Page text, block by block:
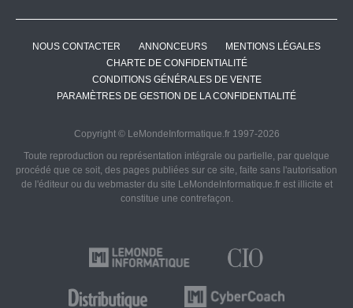
NOUS CONTACTER ANNONCEURS
MENTIONS LÉGALES
CHARTE DE CONFIDENTIALITÉ
CONDITIONS GÉNÉRALES DE VENTE
PARAMÈTRES DE GESTION DE LA CONFIDENTIALITÉ
Copyright © LeMondeInformatique.fr 1997-2026
Toute reproduction ou représentation intégrale ou partielle, par quelque
procédé que ce soit, des pages publiées sur ce site, faite sans l'autorisation
de l'éditeur ou du webmaster du site LeMondeInformatique.fr est illicite et
constitue une contrefaçon.